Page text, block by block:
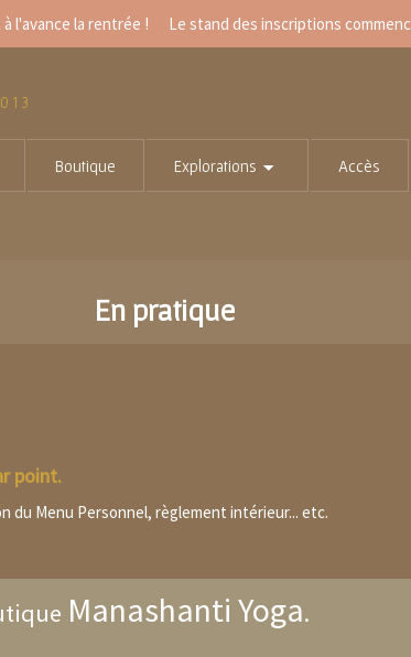
à l'avance la rentrée ! Le stand des inscriptions
Boutique Explorations Accès
En pratique
point.
du Menu Personnel, règlement intérieur... etc.
Manashanti Yoga.